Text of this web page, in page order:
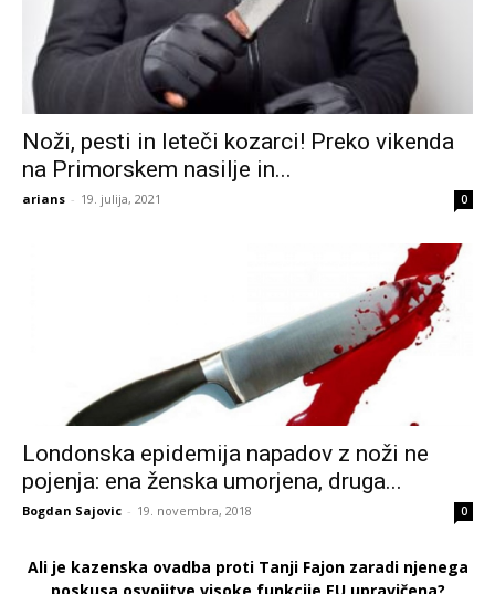
Noži, pesti in leteči kozarci! Preko vikenda
na Primorskem nasilje in...
arians - 19. julija, 2021 0
Londonska epidemija napadov z noži ne
pojenja: ena ženska umorjena, druga...
Bogdan Sajovic - 19. novembra, 2018 0
Ali je kazenska ovadba proti Tanji Fajon zaradi njenega